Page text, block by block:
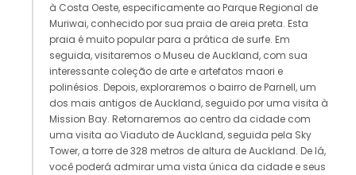
à Costa Oeste, especificamente ao Parque Regional de
Muriwai, conhecido por sua praia de areia preta. Esta
praia é muito popular para a prática de surfe. Em
seguida, visitaremos o Museu de Auckland, com sua
interessante coleção de arte e artefatos maori e
polinésios. Depois, exploraremos o bairro de Parnell, um
dos mais antigos de Auckland, seguido por uma visita à
Mission Bay. Retornaremos ao centro da cidade com
uma visita ao Viaduto de Auckland, seguida pela Sky
Tower, a torre de 328 metros de altura de Auckland. De lá,
você poderá admirar uma vista única da cidade e seus